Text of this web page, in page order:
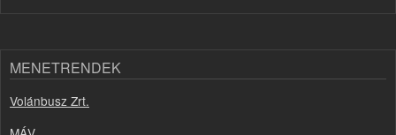
MENETRENDEK
Volánbusz Zrt.